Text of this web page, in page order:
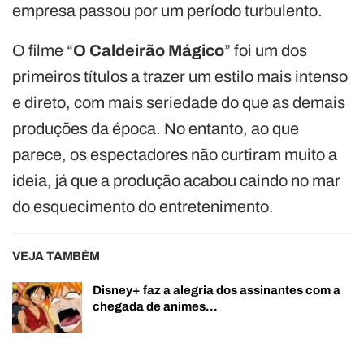
empresa passou por um período turbulento.
O filme “O Caldeirão Mágico” foi um dos
primeiros títulos a trazer um estilo mais intenso
e direto, com mais seriedade do que as demais
produções da época. No entanto, ao que
parece, os espectadores não curtiram muito a
ideia, já que a produção acabou caindo no mar
do esquecimento do entretenimento.
VEJA TAMBÉM
Disney+ faz a alegria dos assinantes com a
chegada de animes…